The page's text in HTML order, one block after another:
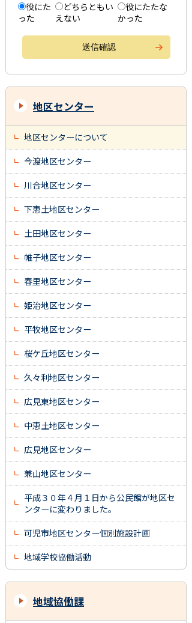
役にた
った
どちらともい
えない
役にたたな
かった
地区センター
地区センターについて
今渡地区センター
川合地区センター
下恵土地区センター
土田地区センター
帷子地区センター
春里地区センター
姫治地区センター
平牧地区センター
桜ケ丘地区センター
久々利地区センター
広見東地区センター
中恵土地区センター
広見地区センター
兼山地区センター
平成３０年４月１日から公民館が地区セ
ンターに変わりました。
可児市地区センター個別施設計画
地域学校協働活動
地域協働課